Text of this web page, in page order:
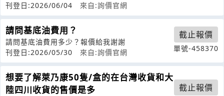
新
刊登日:2026/06/04 來自:詢價官網
請問基底油費用？
請問基底油費用多少？報價給我謝謝
刊登日:2026/05/30
來自:詢價官網
截止報價
單號-458370
想要了解萊乃康50隻/盒的在台灣收貨和大
陸四川收貨的售價是多
截止報價